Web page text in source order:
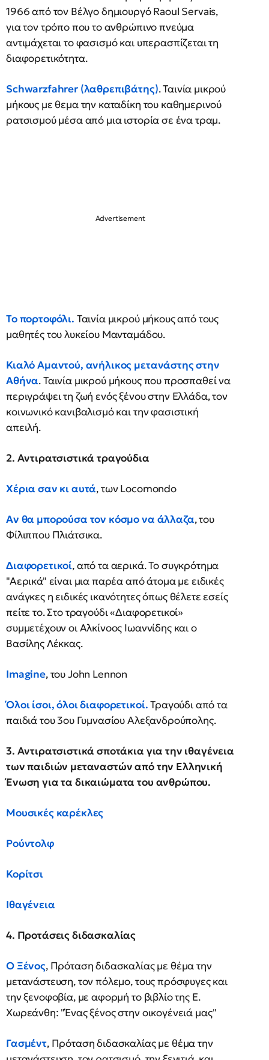
1966 από τον Βέλγο δημιουργό Raoul Servais,
για τον τρόπο που το ανθρώπινο πνεύμα
αντιμάχεται το φασισμό και υπερασπίζεται τη
διαφορετικότητα.
Schwarzfahrer (λαθρεπιβάτης). Ταινία μικρού
μήκους με θεμα την καταδίκη του καθημερινού
ρατσισμού μέσα από μια ιστορία σε ένα τραμ.
Το πορτοφόλι. Ταινία μικρού μήκους από τους
μαθητές του λυκείου Μανταμάδου.
Κιαλό Αμαντού, ανήλικος μετανάστης στην
Αθήνα. Ταινία μικρού μήκους που προσπαθεί να
περιγράψει τη ζωή ενός ξένου στην Eλλάδα, τον
κοινωνικό κανιβαλισμό και την φασιστική
απειλή.
2. Αντιρατσιστικά τραγούδια
Χέρια σαν κι αυτά, των Locomondo
Αν θα μπορούσα τον κόσμο να άλλαζα, του
Φίλιππου Πλιάτσικα.
Διαφορετικοί, από τα αερικά. Το συγκρότημα
"Αερικά" είναι μια παρέα από άτομα με ειδικές
ανάγκες η ειδικές ικανότητες όπως θέλετε εσείς
πείτε το. Στο τραγούδι «Διαφορετικοί»
συμμετέχουν οι Αλκίνοος Ιωαννίδης και ο
Βασίλης Λέκκας.
Imagine, του John Lennon
Όλοι ίσοι, όλοι διαφορετικοί.Τραγούδι από τα
παιδιά του 3ου Γυμνασίου Αλεξανδρούπολης.
3. Αντιρατσιστικά σποτάκια για την ιθαγένεια
των παιδιών μεταναστών από την Ελληνική
Ένωση για τα δικαιώματα του ανθρώπου.
Μουσικές καρέκλες
Ρούντολφ
Κορίτσι
Ιθαγένεια
4. Προτάσεις διδασκαλίας
Ο Ξένος, Πρόταση διδασκαλίας με θέμα την
μετανάστευση, τον πόλεμο, τους πρόσφυγες και
την ξενοφοβία, με αφορμή το βιβλίο της Ε.
Χωρεάνθη: "Ένας ξένος στην οικογένειά μας"
Γασμέντ, Πρόταση διδασκαλίας με θέμα την